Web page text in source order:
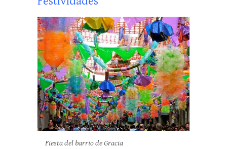
Fiesta del barrio de Gracia